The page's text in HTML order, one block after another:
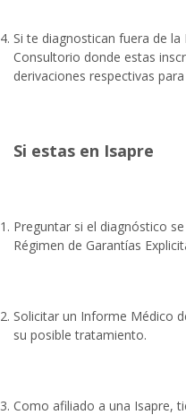
Si te diagnostican fuera de la
Consultorio donde estas
derivaciones respectivas
Si estas en Isapre
Preguntar si el diagnóstico
Régimen de Garantías
Solicitar un Informe Médico
su posible tratamiento.
Como afiliado a una Isapre,